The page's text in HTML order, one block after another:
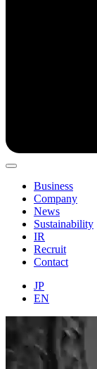
Business
Company
News
Sustainability
IR
Recruit
Contact
JP
EN